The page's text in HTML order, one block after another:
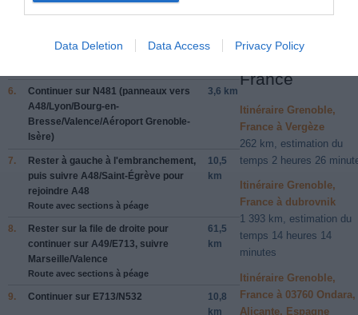
Data Deletion Data Access Privacy Policy
Prendreà gauchesurQuai Créqui/D15 0,1 km
Pont de la Porte
de France/D1075
0,3 km
6. Continuer sur N481 (panneaux vers
A48/Lyon/Bourg-en-
Bresse/Valence/Aéroport Grenoble-
Isère)
3,6 km
7. Rester à gauche à l'embranchement,
puis suivre A48/Saint-Égrève pour
rejoindre A48
Route avec sections à péage
10,5
km
8. Rester sur la file de droite pour
continuer sur A49/E713, suivre
Marseille/Valence
Route avec sections à péage
61,5
km
9. Continuer sur E713/N532
10,8
km
Autres forfaits
partir de
Grenoble,
France
Itinéraire Grenoble,
France à Vergèze
262 km, estimation du
temps 2 heures 26
Itinéraire Grenoble,
France à dubrovnik
1 393 km, estimation du
temps 14 heures 14
minutes
Itinéraire Grenoble,
France à 03760 Ondara,
Alicante, Espagne